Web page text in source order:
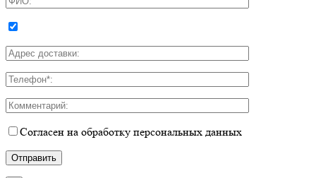
Согласен на обработку персональных данных